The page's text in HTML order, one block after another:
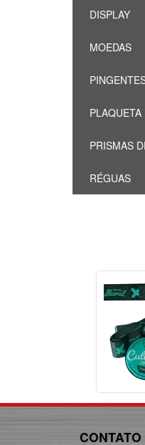
DISPLAY
MOEDAS
PRISMAS
RÉGUAS
CONTATO